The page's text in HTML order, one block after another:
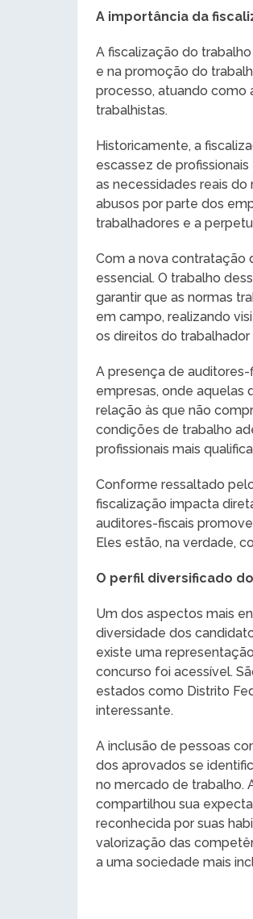
A importância da
A fiscalização do
e na promoção do
processo, atuando como
trabalhistas.
Historicamente, a
escassez de
as necessidades reais
abusos por parte dos
trabalhadores e a
Com a nova contratação
essencial. O trabalho
garantir que as normas
em campo, realizando
os direitos do
A presença de
empresas, onde aquelas
relação às que não
condições de trabalho
profissionais mais
Conforme ressaltado
fiscalização impacta
auditores-fiscais
Eles estão, na verdade,
O perfil diversificado
Um dos aspectos mais
diversidade dos
existe uma
concurso foi acessível.
estados como Distrito
interessante.
A inclusão de pessoas
dos aprovados se
no mercado de trabalho.
compartilhou sua
reconhecida por suas
valorização das
a uma sociedade mais